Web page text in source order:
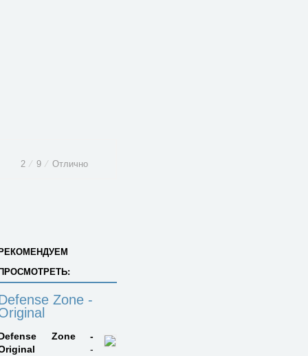
2 ⁄ 9 ⁄ Отлично
Zone -
Zone -
-